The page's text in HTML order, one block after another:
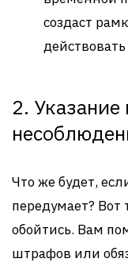
создаст
2.
Что же будет,
передумает? Вот
обойтись. Вам
штрафов или